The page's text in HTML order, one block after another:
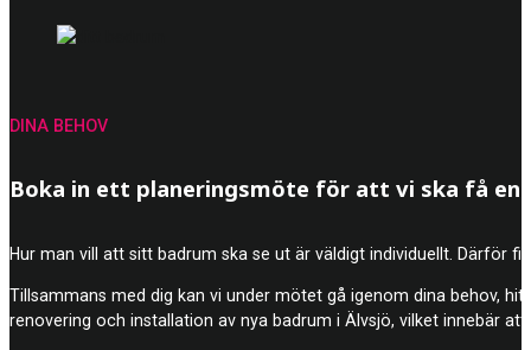
Boka in ett planeringsmöte för att vi ska få en
Hur man vill att sitt badrum ska se ut är väldigt individuellt. Därför
Tillsammans med dig kan vi under mötet gå igenom dina behov,
renovering och installation av nya badrum i Älvsjö, vilket innebär
DINA BEHOV